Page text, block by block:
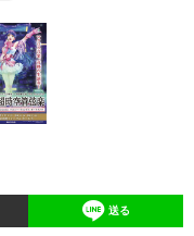
送る